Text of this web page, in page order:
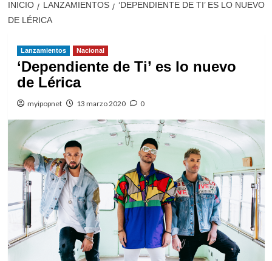
INICIO LANZAMIENTOS
‘DEPENDIENTE DE TI’ ES LO NUEVO
DE LÉRICA
Lanzamientos Nacional
‘Dependiente de Ti’ es lo nuevo
de Lérica
myipopnet 13 marzo 2020 0